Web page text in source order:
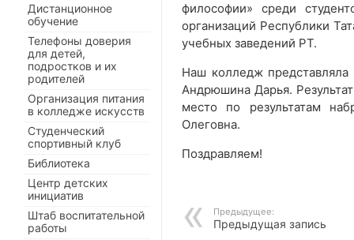
философии» среди
организаций Республики
учебных заведений РТ.
Наш колледж представляла
Андрюшина Дарья.
место по результатам
Олеговна.
Поздравляем!
Предыдущее:
Предыдущая запись
Дистанционное
обучение
Телефоны доверия
для детей,
подростков и их
родителей
Организация питания
в колледже искусств
Студенческий
спортивный клуб
Библиотека
Центр детских
инициатив
Штаб воспитательной
работы